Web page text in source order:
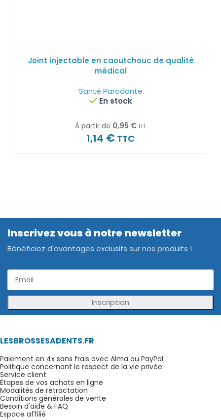
Joint injectable en caoutchouc de qualité
médical
Santé Parodonte
En stock
À partir de 0,95 € HT
1,14 € TTC
Inscrivez vous à notre newsletter
Bénéficiez d'avantages exclusifs sur nos produits !
Inscription
LESBROSSESADENTS.FR
Paiement en 4x sans frais avec Alma ou PayPal
Politique concernant le respect de la vie privée
Service client
Étapes de vos achats en ligne
Modalités de rétractation
Conditions générales de vente
Besoin d'aide & FAQ
Espace affilié